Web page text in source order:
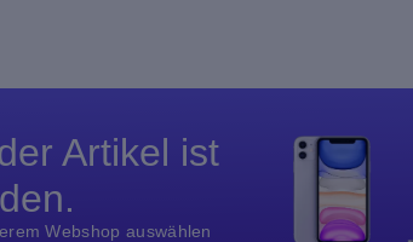
Artikel ist
Webshop auswählen